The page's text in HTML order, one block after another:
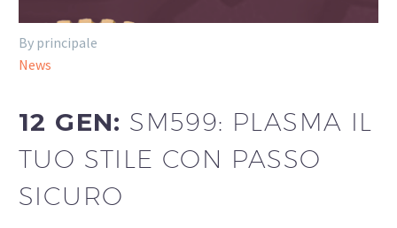
By principale
News
12 GEN: SM599: PLASMA IL
TUO STILE CON PASSO
SICURO